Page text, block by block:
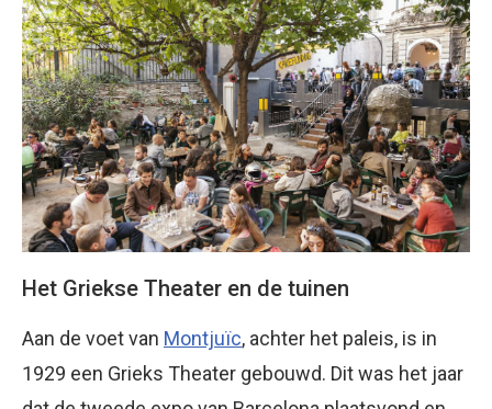
Het Griekse Theater en de tuinen
Aan de voet van Montjuïc, achter het paleis, is in
1929 een Grieks Theater gebouwd. Dit was het jaar